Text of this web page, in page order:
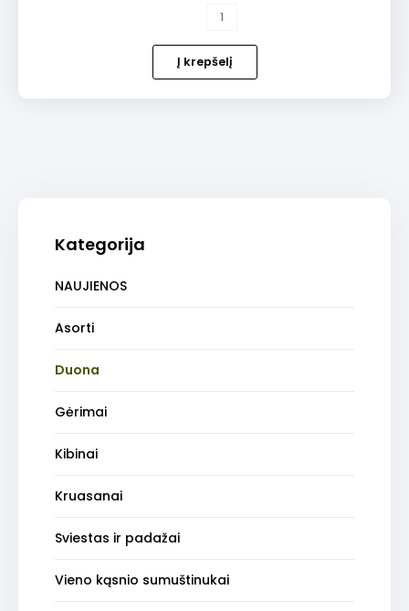
Kategorija
NAUJIENOS
Asorti
Duona
Gėrimai
Kibinai
Kruasanai
Sviestas ir padažai
Vieno kąsnio sumuštinukai
produkto
Kepta
duona
Į krepšelį